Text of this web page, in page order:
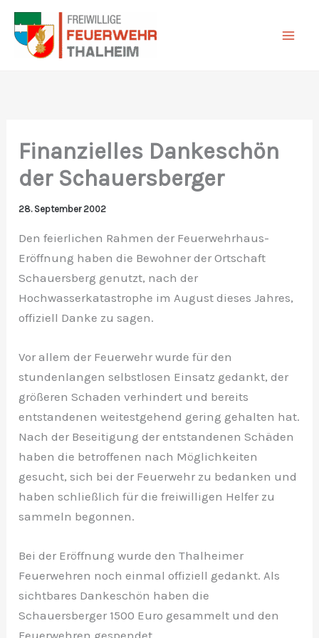
Zum
Inhalt
springen
Finanzielles Dankeschön
der Schauersberger
28. September 2002
Den feierlichen Rahmen der Feuerwehrhaus-
Eröffnung haben die Bewohner der Ortschaft
Schauersberg genutzt, nach der
Hochwasserkatastrophe im August dieses Jahres,
offiziell Danke zu sagen.
Vor allem der Feuerwehr wurde für den
stundenlangen selbstlosen Einsatz gedankt, der
größeren Schaden verhindert und bereits
entstandenen weitestgehend gering gehalten hat.
Nach der Beseitigung der entstandenen Schäden
haben die betroffenen nach Möglichkeiten
gesucht, sich bei der Feuerwehr zu bedanken und
haben schließlich für die freiwilligen Helfer zu
sammeln begonnen.
Bei der Eröffnung wurde den Thalheimer
Feuerwehren noch einmal offiziell gedankt. Als
sichtbares Dankeschön haben die
Schauersberger 1500 Euro gesammelt und den
Feuerwehren gespendet.